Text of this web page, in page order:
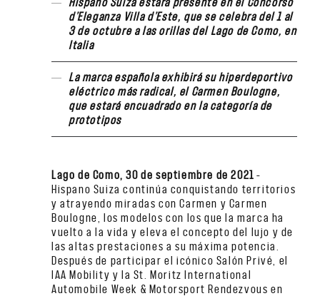
Hispano Suiza estará presente en el Concorso
d’Eleganza Villa d’Este, que se celebra del 1 al
3 de octubre a las orillas del Lago de Como, en
Italia
La marca española exhibirá su hiperdeportivo
eléctrico más radical, el Carmen Boulogne,
que estará encuadrado en la categoría de
prototipos
Lago de Como, 30 de septiembre de 2021–
Hispano Suiza continúa conquistando territorios
y atrayendo miradas con Carmen y Carmen
Boulogne, los modelos con los que la marca ha
vuelto a la vida y eleva el concepto del lujo y de
las altas prestaciones a su máxima potencia.
Después de participar el icónico Salón Privé, el
IAA Mobility y la St. Moritz International
Automobile Week & Motorsport Rendezvous en